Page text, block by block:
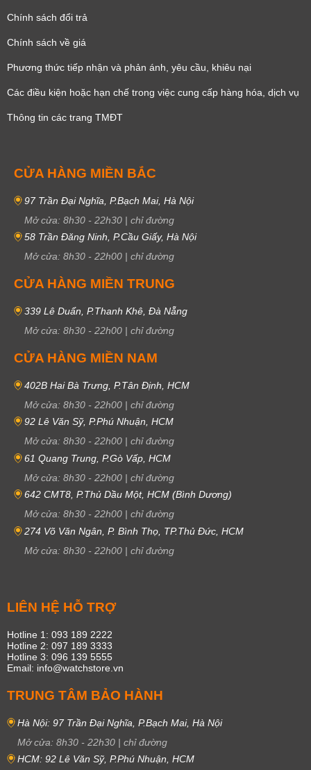
Chính sách đổi trả
Chính sách về giá
Phương thức tiếp nhận và phản ánh, yêu cầu, khiêu nại
Các điều kiện hoặc hạn chế trong việc cung cấp hàng hóa, dịch vụ
Thông tin các trang TMĐT
CỬA HÀNG MIỀN BẮC
97 Trần Đại Nghĩa, P.Bạch Mai, Hà Nội
Mở cửa: 8h30 - 22h30 | chỉ đường
58 Trần Đăng Ninh, P.Cầu Giấy, Hà Nội
Mở cửa: 8h30 - 22h00 | chỉ đường
CỬA HÀNG MIỀN TRUNG
339 Lê Duẩn, P.Thanh Khê, Đà Nẵng
Mở cửa: 8h30 - 22h00 | chỉ đường
CỬA HÀNG MIỀN NAM
402B Hai Bà Trưng, P.Tân Định, HCM
Mở cửa: 8h30 - 22h00 | chỉ đường
92 Lê Văn Sỹ, P.Phú Nhuận, HCM
Mở cửa: 8h30 - 22h00 | chỉ đường
61 Quang Trung, P.Gò Vấp, HCM
Mở cửa: 8h30 - 22h00 | chỉ đường
642 CMT8, P.Thủ Dầu Một, HCM (Bình Dương)
Mở cửa: 8h30 - 22h00 | chỉ đường
274 Võ Văn Ngân, P. Bình Thọ, TP.Thủ Đức, HCM
Mở cửa: 8h30 - 22h00 | chỉ đường
LIÊN HỆ HỖ TRỢ
Hotline 1: 093 189 2222
Hotline 2: 097 189 3333
Hotline 3: 096 139 5555
Email: info@watchstore.vn
TRUNG TÂM BẢO HÀNH
Hà Nội: 97 Trần Đại Nghĩa, P.Bạch Mai, Hà Nội
Mở cửa: 8h30 - 22h30 | chỉ đường
HCM: 92 Lê Văn Sỹ, P.Phú Nhuận, HCM